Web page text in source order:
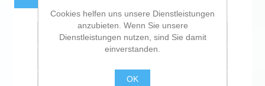
Zur Wunschliste zugefügt
Cookies helfen uns unsere Dienstleistungen
anzubieten. Wenn Sie unsere
Dienstleistungen nutzen, sind Sie damit
einverstanden.
OK